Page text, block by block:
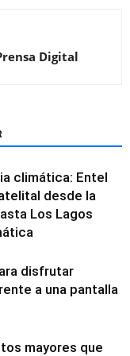
Digital
climática: Entel
desde la
Los Lagos
disfrutar
a una pantalla
mayores que